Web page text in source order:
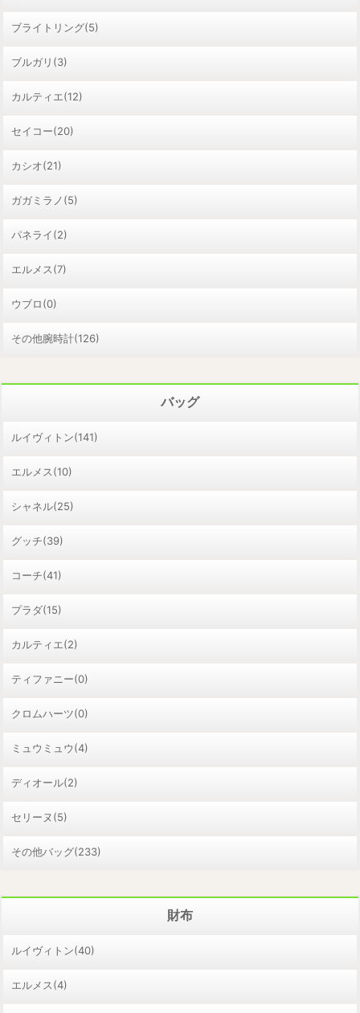
ブライトリング(5)
ブルガリ(3)
カルティエ(12)
セイコー(20)
カシオ(21)
ガガミラノ(5)
パネライ(2)
エルメス(7)
ウブロ(0)
その他腕時計(126)
バッグ
ルイヴィトン(141)
エルメス(10)
シャネル(25)
グッチ(39)
コーチ(41)
プラダ(15)
カルティエ(2)
ティファニー(0)
クロムハーツ(0)
ミュウミュウ(4)
ディオール(2)
セリーヌ(5)
その他バッグ(233)
財布
ルイヴィトン(40)
エルメス(4)